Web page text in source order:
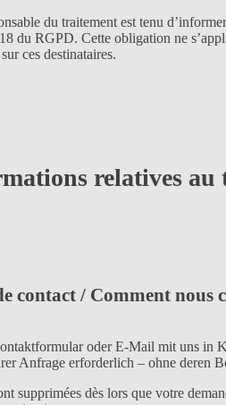
du traitement est tenu
du RGPD. Cette obligation ne
ces destinataires.
relatives au
contact / Comment nous
oder E-Mail mit uns in
Anfrage erforderlich – ohne deren
supprimées dès lors que votre